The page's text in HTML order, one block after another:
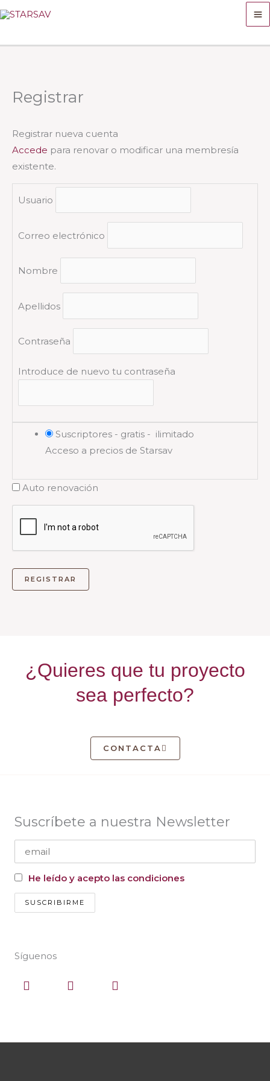
Ir
Registrar
Registrar nueva cuenta
Accede para renovar o modificar una membresía
existente.
Usuario
Correo electrónico
Nombre
Apellidos
Contraseña
Introduce de nuevo tu contraseña
Suscriptores - gratis - ilimitado
Acceso a precios de Starsav
Auto renovación
¿Quieres que tu proyecto
sea perfecto?
CONTACTA
Suscríbete a nuestra Newsletter
He leído y acepto las condiciones
Síguenos